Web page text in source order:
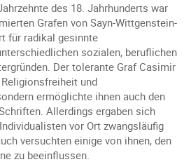
des 18. Jahrhunderts war
Grafen von Sayn-Wittgenstein-
für radikal gesinnte
sozialen, beruflichen
Der tolerante Graf Casimir
und
ermöglichte ihnen auch den
Allerdings ergaben sich
vor Ort zwangsläufig
versuchten einige von ihnen, den
zu beeinflussen.